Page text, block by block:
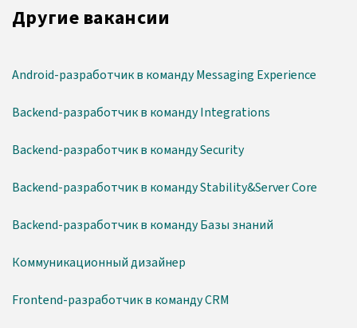
Другие вакансии
Android-разработчик в команду Messaging Experience
Backend-разработчик в команду Integrations
Backend-разработчик в команду Security
Backend-разработчик в команду Stability&Server Core
Backend-разработчик в команду Базы знаний
Коммуникационный дизайнер
Frontend-разработчик в команду CRM